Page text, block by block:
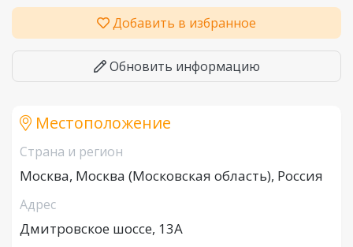
Добавить в избранное
Обновить информацию
Местоположение
Страна и регион
Москва, Москва (Московская область), Россия
Адрес
Дмитровское шоссе, 13А